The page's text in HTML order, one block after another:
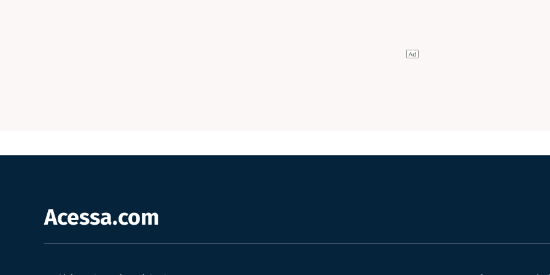
Acessa.com